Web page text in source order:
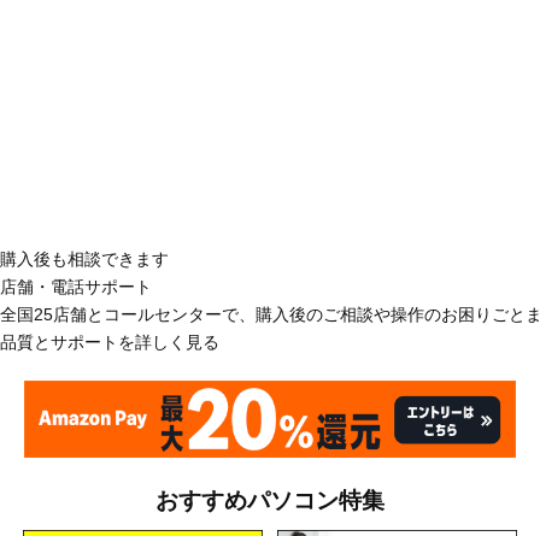
購入後も相談できます
店舗・電話サポート
全国25店舗とコールセンターで、購入後のご相談や操作のお困りごと
品質とサポートを詳しく見る
おすすめパソコン特集